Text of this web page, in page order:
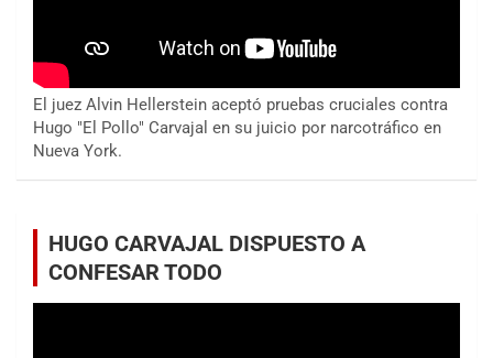
El juez Alvin Hellerstein aceptó pruebas cruciales contra
Hugo "El Pollo" Carvajal en su juicio por narcotráfico en
Nueva York.
HUGO CARVAJAL DISPUESTO A
CONFESAR TODO